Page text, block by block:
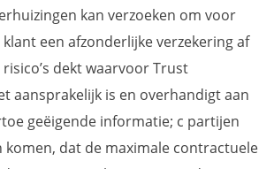
kan verzoeken om voor
een afzonderlijke verzekering af
dekt waarvoor Trust
aansprakelijk is en overhandigt aan
geëigende informatie; c partijen
komen, dat de maximale contractuele